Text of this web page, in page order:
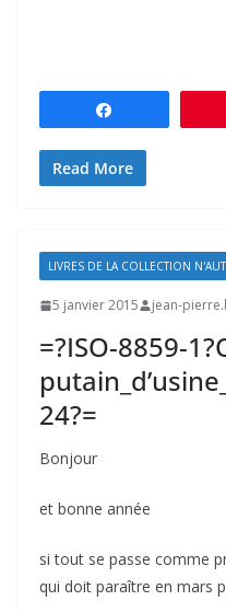
Read More
LIVRES DE LA COLLECTION
5 janvier 2015 jean-
=?ISO-8859-
24?=
Bonjour
et bonne année
si tout se passe comme
qui doit paraître en mars